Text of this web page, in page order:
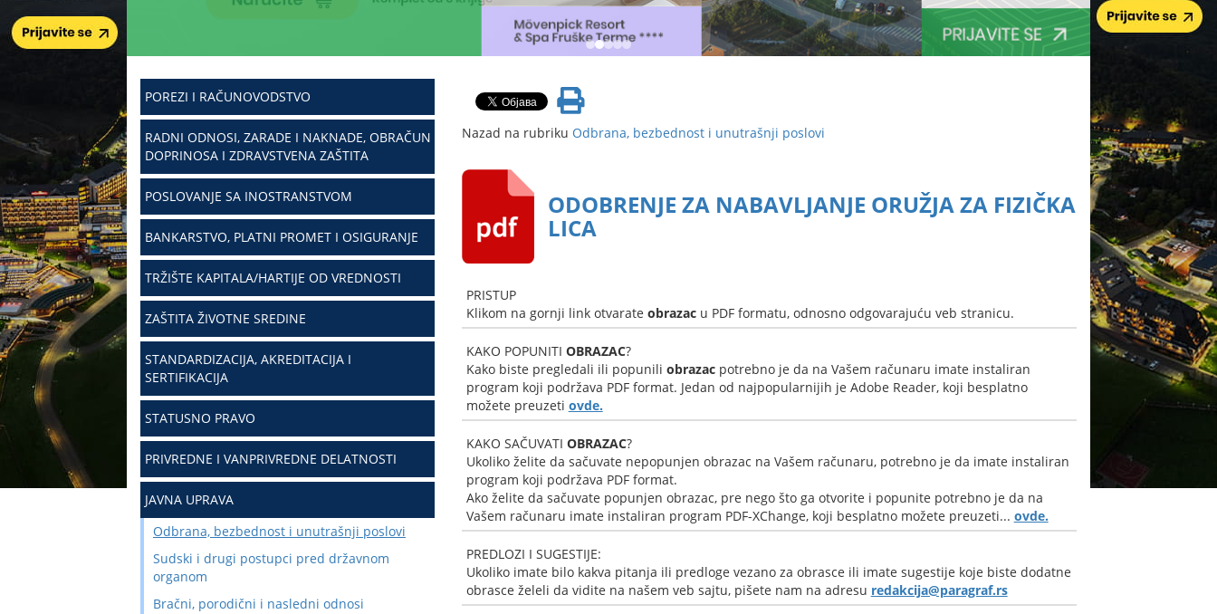
POREZI I RAČUNOVODSTVO
RADNI ODNOSI, ZARADE I NAKNADE, OBRAČUN
DOPRINOSA I ZDRAVSTVENA ZAŠTITA
POSLOVANJE SA INOSTRANSTVOM
BANKARSTVO, PLATNI PROMET I OSIGURANJE
TRŽIŠTE KAPITALA/HARTIJE OD VREDNOSTI
ZAŠTITA ŽIVOTNE SREDINE
STANDARDIZACIJA, AKREDITACIJA I
SERTIFIKACIJA
STATUSNO PRAVO
PRIVREDNE I VANPRIVREDNE DELATNOSTI
JAVNA UPRAVA
Odbrana, bezbednost i unutrašnji poslovi
Sudski i drugi postupci pred državnom
organom
Bračni, porodični i nasledni odnosi
Nazad na rubriku Odbrana, bezbednost i unutrašnji poslovi
ODOBRENJE ZA NABAVLJANJE ORUŽJA ZA FIZIČKA
LICA
PRISTUP
Klikom na gornji link otvarate obrazacu PDF formatu, odnosno odgovarajuću veb stranicu.
KAKO POPUNITI OBRAZAC?
Kako biste pregledali ili popunili obrazacpotrebno je da na Vašem računaru imate instaliran
program koji podržava PDF format. Jedan od najpopularnijih je Adobe Reader, koji besplatno
možete preuzeti ovde.
KAKO SAČUVATI OBRAZAC?
Ukoliko želite da sačuvate nepopunjen obrazac na Vašem računaru, potrebno je da imate instaliran
program koji podržava PDF format.
Ako želite da sačuvate popunjen obrazac, pre nego što ga otvorite i popunite potrebno je da na
Vašem računaru imate instaliran program PDF-XChange, koji besplatno možete preuzeti... ovde.
PREDLOZI I SUGESTIJE:
Ukoliko imate bilo kakva pitanja ili predloge vezano za obrasce ili imate sugestije koje biste dodatne
obrasce želeli da vidite na našem veb sajtu, pišete nam na adresu redakcija@paragraf.rs